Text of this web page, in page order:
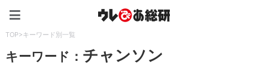
TOP>キーワード別一覧
キーワード： チャンソン